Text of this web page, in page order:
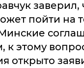
заверил,
пойти на
к этому
открыто